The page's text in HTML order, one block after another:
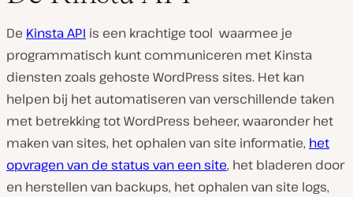
De Kinsta API is een krachtige tool waarmee je
programmatisch kunt communiceren met Kinsta
diensten zoals gehoste WordPress sites. Het kan
helpen bij het automatiseren van verschillende taken
met betrekking tot WordPress beheer, waaronder het
maken van sites, het ophalen van site informatie, het
opvragen van de status van een site, het bladeren door
en herstellen van backups, het ophalen van site logs,